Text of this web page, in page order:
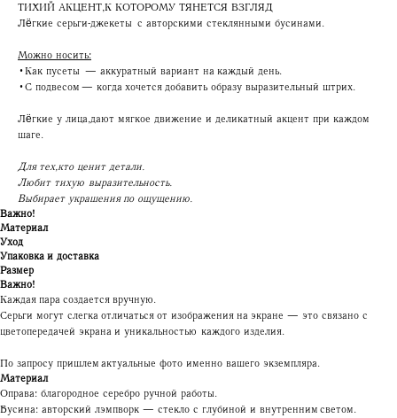
ТИХИЙ АКЦЕНТ, К КОТОРОМУ ТЯНЕТСЯ ВЗГЛЯД
Лёгкие серьги-джекеты с авторскими стеклянными бусинами.
Можно носить:
•Как пусеты — аккуратный вариант на каждый день.
•С подвесом — когда хочется добавить образу выразительный штрих.
Лёгкие у лица, дают мягкое движение и деликатный акцент при каждом
шаге.
Для тех, кто ценит детали.
Любит тихую выразительность.
Выбирает украшения по ощущению.
Важно!
Материал
Уход
Упаковка и доставка
Размер
Важно!
Каждая пара создается вручную.
Серьги могут слегка отличаться от изображения на экране — это связано с
цветопередачей экрана и уникальностью каждого изделия.
По запросу пришлем актуальные фото именно вашего экземпляра.
Материал
Оправа: благородное серебро ручной работы.
Бусина: авторский лэмпворк — стекло с глубиной и внутренним светом.